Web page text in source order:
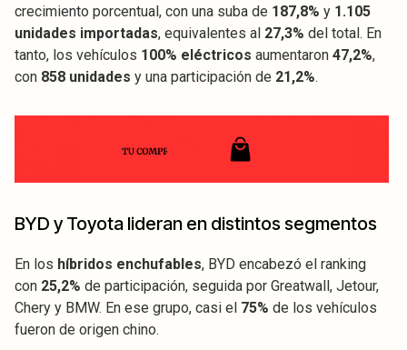
crecimiento porcentual, con una suba de 187,8% y 1.105
unidades importadas, equivalentes al 27,3% del total. En
tanto, los vehículos 100% eléctricos aumentaron 47,2%,
con 858 unidades y una participación de 21,2%.
BYD y Toyota lideran en distintos segmentos
En los híbridos enchufables, BYD encabezó el ranking
con 25,2% de participación, seguida por Greatwall, Jetour,
Chery y BMW. En ese grupo, casi el 75% de los vehículos
fueron de origen chino.